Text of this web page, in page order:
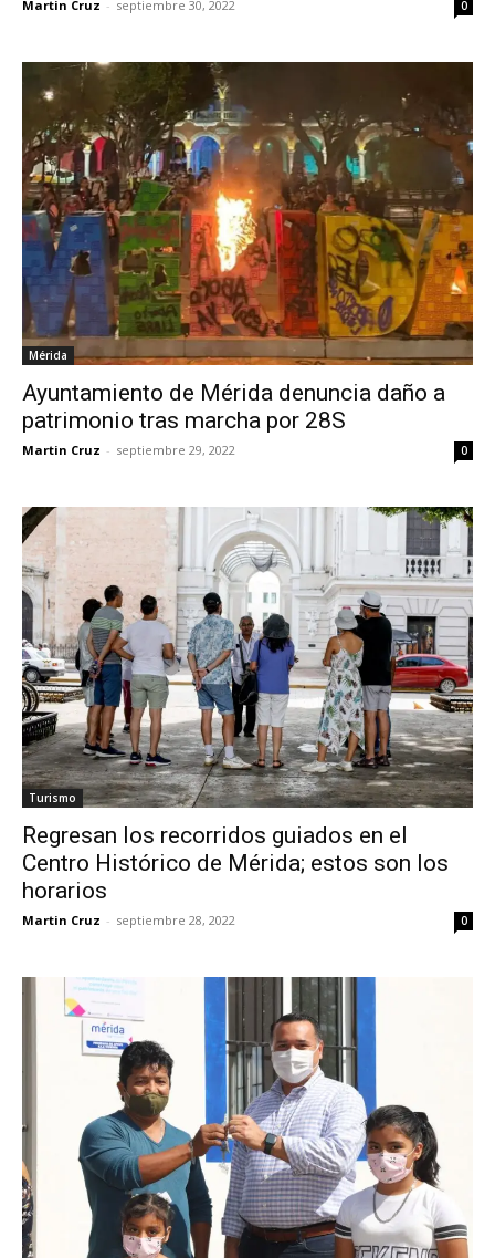
Martin Cruz - septiembre 30, 2022 0
Mérida
Ayuntamiento de Mérida denuncia daño a
patrimonio tras marcha por 28S
Martin Cruz - septiembre 29, 2022 0
Turismo
Regresan los recorridos guiados en el
Centro Histórico de Mérida; estos son los
horarios
Martin Cruz - septiembre 28, 2022 0